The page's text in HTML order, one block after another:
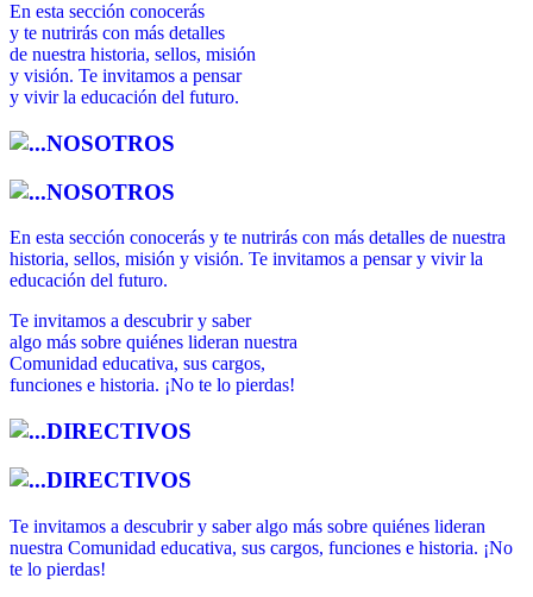
En esta sección conocerás
y te nutrirás con más detalles
de nuestra historia, sellos, misión
y visión. Te invitamos a pensar
y vivir la educación del futuro.
NOSOTROS
NOSOTROS
En esta sección conocerás y te nutrirás con más detalles de nuestra
historia, sellos, misión y visión. Te invitamos a pensar y vivir la
educación del futuro.
Te invitamos a descubrir y saber
algo más sobre quiénes lideran nuestra
Comunidad educativa, sus cargos,
funciones e historia. ¡No te lo pierdas!
DIRECTIVOS
DIRECTIVOS
Te invitamos a descubrir y saber algo más sobre quiénes lideran
nuestra Comunidad educativa, sus cargos, funciones e historia. ¡No
te lo pierdas!